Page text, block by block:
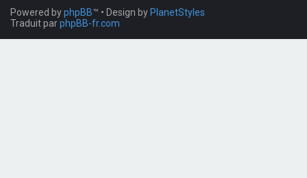
Powered byphpBB™ • Design by PlanetStyles
Traduit parphpBB-fr.com